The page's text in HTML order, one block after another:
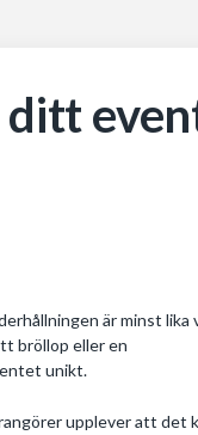
är minst lika
bröllop eller en
unikt.
upplever att det